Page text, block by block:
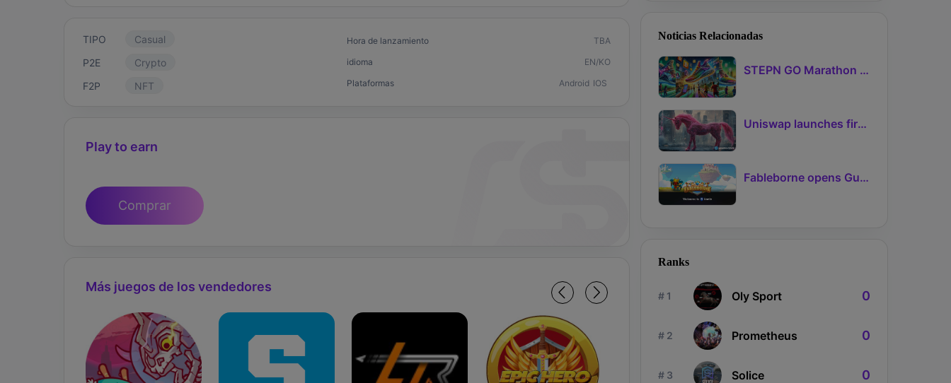
TIPO
Casual
P2E
Crypto
F2P
NFT
Hora de lanzamiento
TBA
idioma
EN/KO
Plataformas
Android IOS
Play to earn
Comprar
Más juegos de los vendedores
Noticias Relacionadas
STEPN GO Marathon Challenge Season 3: Sign-Ups Live With Teams and Missed-Day Insurance
Uniswap launches first Robinhood Chain launchpad
Fableborne opens Guild signups for Season 5 as Guilds 2.0 lifts the prize pool to 95%
Ranks
# 1 Oly Sport 0
# 2 Prometheus 0
# 3 Solice 0